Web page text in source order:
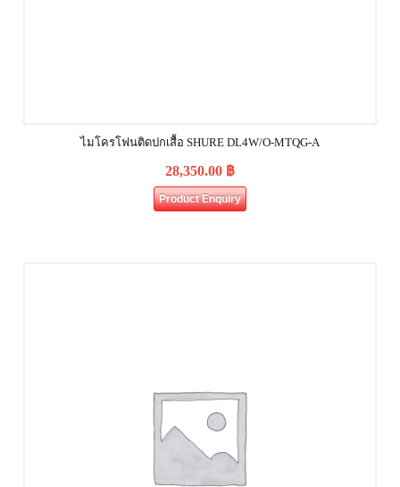
ไมโครโฟนติดปกเสื้อ SHURE DL4W/O-MTQG-A
28,350.00 ฿
Product Enquiry